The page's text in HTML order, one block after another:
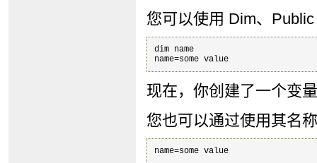
您可以使用 Dim、
dim name
现在，你创建了一个变
您也可以通过使用其名